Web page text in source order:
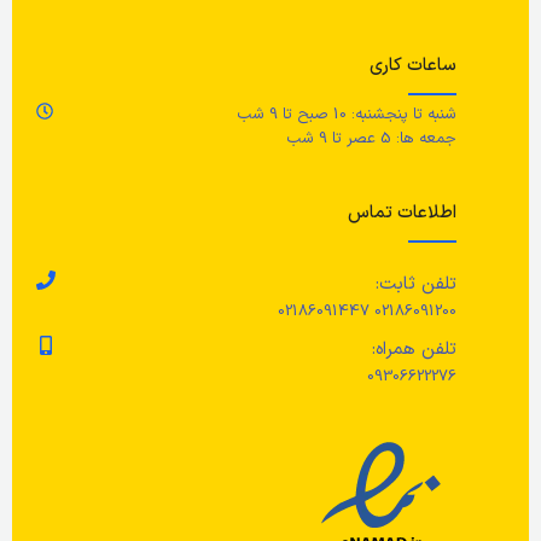
خاکستری روشن مات
جنس محصول
قابل‌استفاده در مایکروویو/ قابل
ساعات کاری
شنبه تا پنجشنبه: 10 صبح تا 9 شب
جمعه ها: 5 عصر تا 9 شب
اطلاعات تماس
تلفن ثابت:
02186091200 02186091447
تلفن همراه:
09306622276